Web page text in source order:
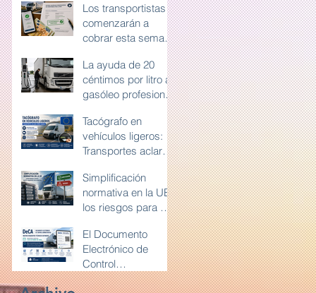
Los transportistas
comenzarán a
cobrar esta semana
céntimos por litro
de gasóleo
profesional
La ayuda de 20
céntimos por litro al
gasóleo profesional
exigirá conservar la
documentación
durante diez años
Tacógrafo en
vehículos ligeros:
Transportes aclara
utilizarlo las
furgonetas en
Europa
Simplificación
normativa en la UE:
los riesgos para el
carretera y la
competencia en
Europa
El Documento
Electrónico de
Control
Administrativo